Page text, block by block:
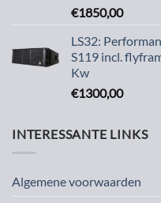
€1850,00
LS32:
S119 incl.
Kw
€1300,00
INTERESSANTE LINKS
Algemene voorwaarden